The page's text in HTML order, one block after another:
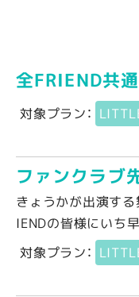
全FRIEND共
対象プラン：
ファンクラブ
きょうかが出演する
IENDの皆様にいち
対象プラン：